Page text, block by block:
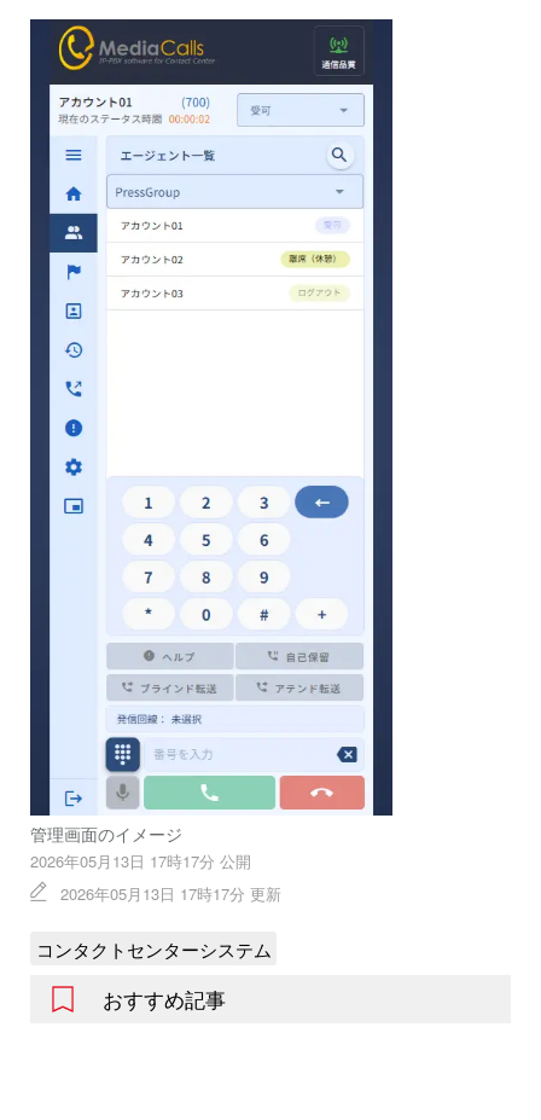
管理画面のイメージ
2026年05月13日 17時17分 公開
2026年05月13日 17時17分 更新
コンタクトセンターシステム
おすすめ記事